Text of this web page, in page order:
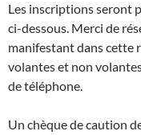
Les inscriptions seront
ci-dessous. Merci de
manifestant dans cette
volantes et non
de téléphone.
Un chèque de caution